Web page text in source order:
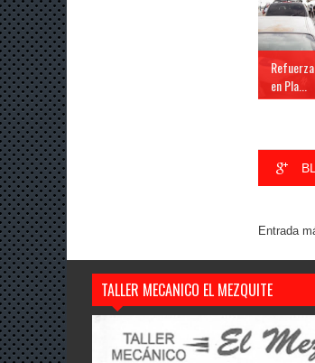
en Pla...
Entrada
TALLER MECANICO EL MEZQUITE